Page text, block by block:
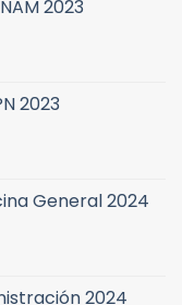
2023
2023
General 2024
2024